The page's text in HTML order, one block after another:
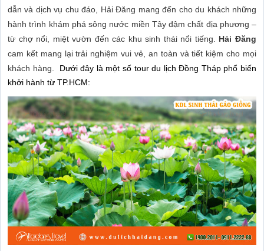
dẫn và dịch vụ chu đáo, Hải Đăng mang đến cho du khách những
hành trình khám phá sông nước miền Tây đậm chất địa phương –
từ chợ nổi, miệt vườn đến các khu sinh thái nổi tiếng. Hải Đăng
cam kết mang lại trải nghiệm vui vẻ, an toàn và tiết kiệm cho mọi
khách hàng.
Dưới đây là một số tour du lịch Đồng Tháp phổ biến
khởi hành từ TP.HCM: